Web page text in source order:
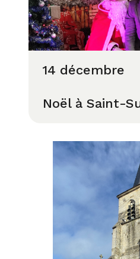
14 décembre
Noël à Saint-